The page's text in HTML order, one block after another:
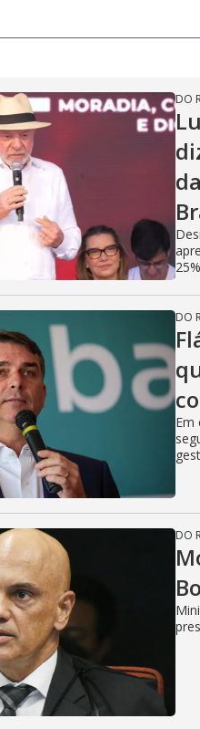
V
i
d
e
o
DO
DO
Em
DO